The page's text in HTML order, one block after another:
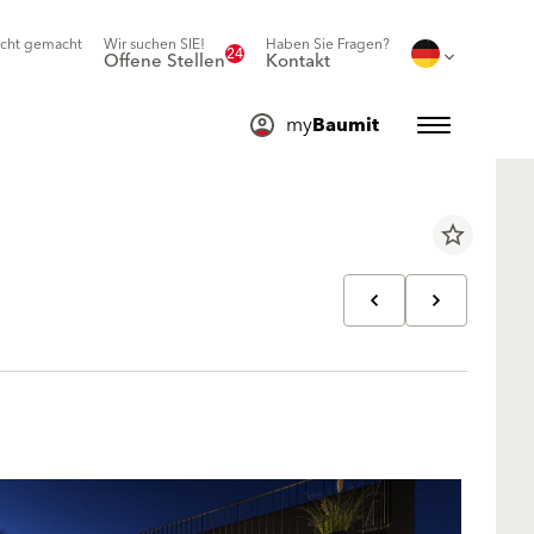
gemacht Wir suchen SIE!
Offene Stellen24 Haben Sie Fragen?
Kontakt
myBaumit
star_border